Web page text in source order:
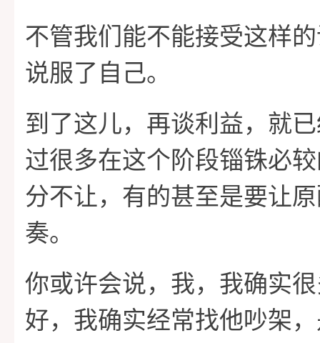
不管我们能不能接受这样
说服了自己。
到了这儿，再谈利益，就
过很多在这个阶段锱铢必
分不让，有的甚至是要让
奏。
你或许会说，我，我确实
好，我确实经常找他吵架